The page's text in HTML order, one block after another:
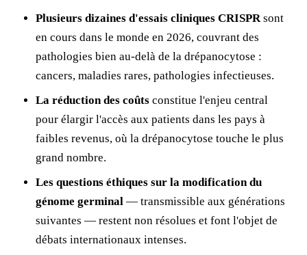
Plusieurs dizaines d'essais cliniques CRISPRsont
en cours dans le monde en 2026, couvrant des
pathologies bien au-delà de la drépanocytose :
cancers, maladies rares, pathologies infectieuses.
La réduction des coûts constitue l'enjeu central
pour élargir l'accès aux patients dans les pays à
faibles revenus, où la drépanocytose touche le plus
grand nombre.
Les questions éthiques sur la modification du
génome germinal — transmissible aux générations
suivantes — restent non résolues et font l'objet de
débats internationaux intenses.